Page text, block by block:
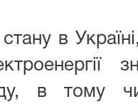
в
в тому